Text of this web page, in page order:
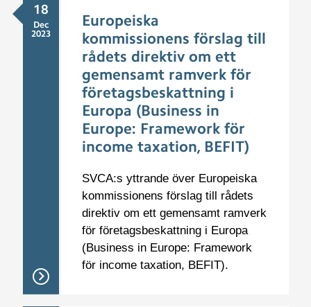
18
Dec
2023
Europeiska
kommissionens förslag till
rådets direktiv om ett
gemensamt ramverk för
företagsbeskattning i
Europa (Business in
Europe: Framework för
income taxation, BEFIT)
SVCA:s yttrande över Europeiska
kommissionens förslag till rådets
direktiv om ett gemensamt ramverk
för företagsbeskattning i Europa
(Business in Europe: Framework
för income taxation, BEFIT).